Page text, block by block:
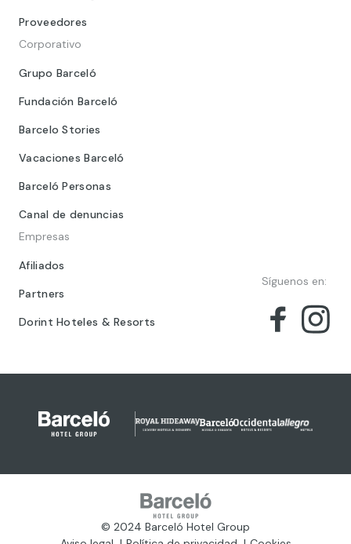
Proveedores
Corporativo
Grupo Barceló
Fundación Barceló
Barcelo Stories
Vacaciones Barceló
Barceló Personas
Canal de denuncias
Empresas
Afiliados
Partners
Dorint Hoteles & Resorts
Síguenos en:
© 2024 Barceló Hotel Group